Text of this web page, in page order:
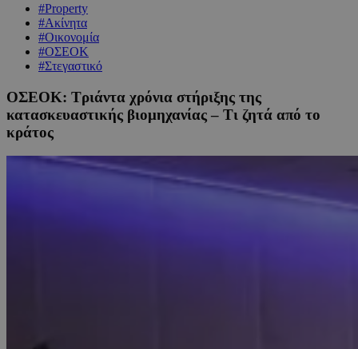
#Property
#Ακίνητα
#Οικονομία
#ΟΣΕΟΚ
#Στεγαστικό
ΟΣΕΟΚ: Τριάντα χρόνια στήριξης της
κατασκευαστικής βιομηχανίας – Τι ζητά από το
κράτος